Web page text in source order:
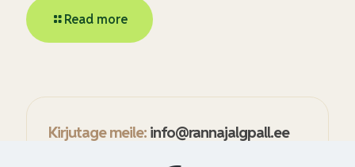
Read more
Kirjutage meile: info@rannajalgpall.ee